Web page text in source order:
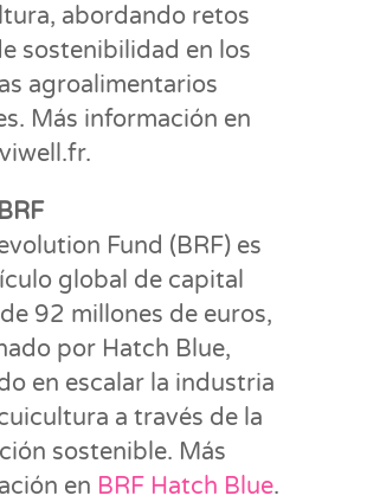
abordando retos
sostenibilidad en los
agroalimentarios
Más información en
Fund (BRF) es
global de capital
92 millones de euros,
por Hatch Blue,
en escalar la industria
a través de la
sostenible. Más
en BRF Hatch Blue.